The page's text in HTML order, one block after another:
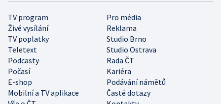
TV program
Pro média
Živé vysílání
Reklama
TV poplatky
Studio Brno
Teletext
Studio Ostrava
Podcasty
Rada ČT
Počasí
Kariéra
E-shop
Podávání námětů
Mobilní a TV aplikace
Časté dotazy